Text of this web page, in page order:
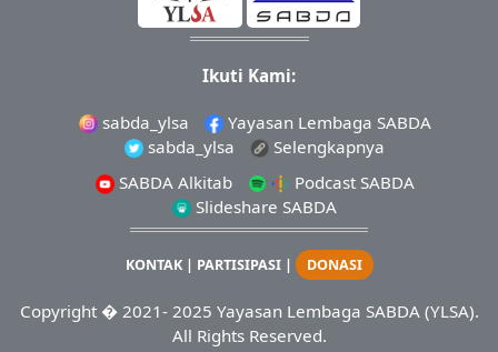
Ikuti Kami:
sabda_ylsa
Yayasan Lembaga SABDA
sabda_ylsa
Selengkapnya
SABDA Alkitab
Podcast SABDA
Slideshare SABDA
KONTAK| PARTISIPASI| DONASI
Copyright� 2021- 2025 Yayasan Lembaga SABDA (YLSA).
All Rights Reserved.